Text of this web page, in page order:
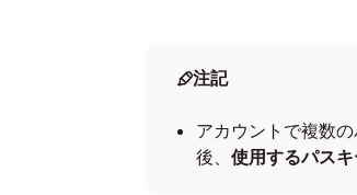
デバイスでパスキー
プロンプトが表示され
設定に応じて、画面の
注記
アカウントで複数
後、 使用するパス